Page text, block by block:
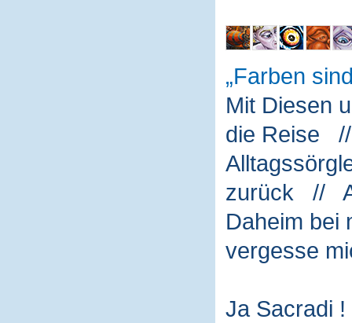
Farben
Mit Diesen
die Reise
zurück //
Daheim
vergesse
Ja Sacradi